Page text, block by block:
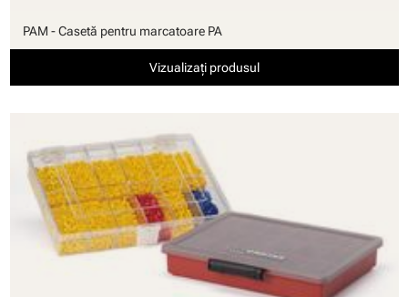
PAM - Casetă pentru marcatoare PA
Vizualizați produsul